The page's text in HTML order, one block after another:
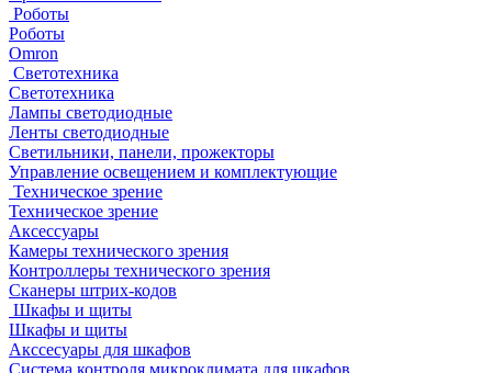
Роботы
Роботы
Omron
Светотехника
Светотехника
Лампы светодиодные
Ленты светодиодные
Светильники, панели, прожекторы
Управление освещением и комплектующие
Техническое зрение
Техническое зрение
Аксессуары
Камеры технического зрения
Контроллеры технического зрения
Сканеры штрих-кодов
Шкафы и щиты
Шкафы и щиты
Акссесуары для шкафов
Система контроля микроклимата для шкафов